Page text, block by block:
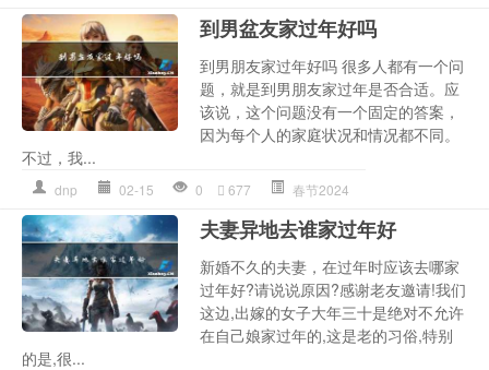
到男盆友家过年好吗
到男朋友家过年好吗 很多人都有一个问
题，就是到男朋友家过年是否合适。应
该说，这个问题没有一个固定的答案，
因为每个人的家庭状况和情况都不同。
不过，我...
dnp 02-15 0 677 春节2024
夫妻异地去谁家过年好
新婚不久的夫妻，在过年时应该去哪家
过年好?请说说原因?感谢老友邀请!我们
这边,出嫁的女子大年三十是绝对不允许
在自己娘家过年的,这是老的习俗,特别
的是,很...